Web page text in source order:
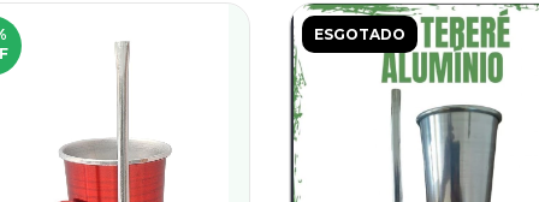
ESGOTADO